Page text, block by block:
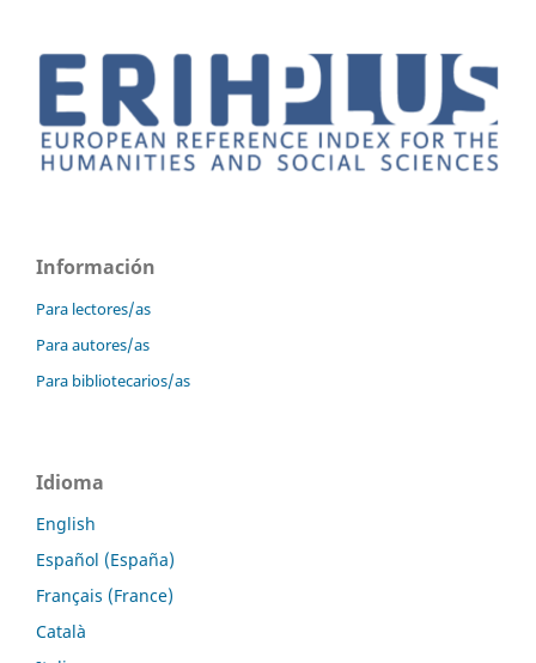
Información
Para lectores/as
Para autores/as
Para bibliotecarios/as
Idioma
English
Español (España)
Français (France)
Català